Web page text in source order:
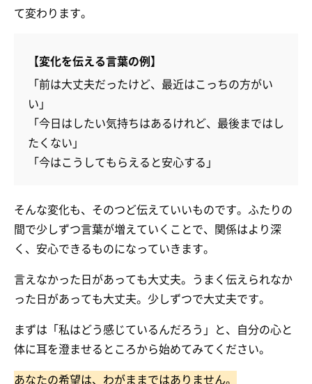
て変わります。
【変化を伝える言葉の例】
「前は大丈夫だったけど、最近はこっちの方がい
い」
「今日はしたい気持ちはあるけれど、最後まではし
たくない」
「今はこうしてもらえると安心する」
そんな変化も、そのつど伝えていいものです。ふたりの
間で少しずつ言葉が増えていくことで、関係はより深
く、安心できるものになっていきます。
言えなかった日があっても大丈夫。うまく伝えられなか
った日があっても大丈夫。少しずつで大丈夫です。
まずは「私はどう感じているんだろう」と、自分の心と
体に耳を澄ませるところから始めてみてください。
あなたの希望は、わがままではありません。